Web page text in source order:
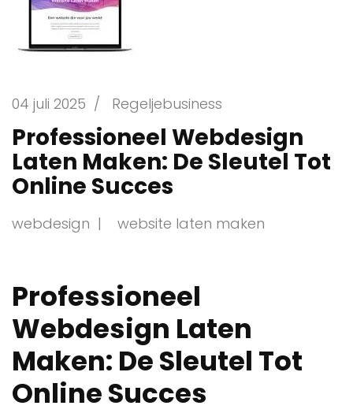
04 juli 2025 / Regeljebusiness
Professioneel Webdesign
Laten Maken: De Sleutel Tot
Online Succes
webdesign website laten maken
Professioneel
Webdesign Laten
Maken: De Sleutel Tot
Online Succes